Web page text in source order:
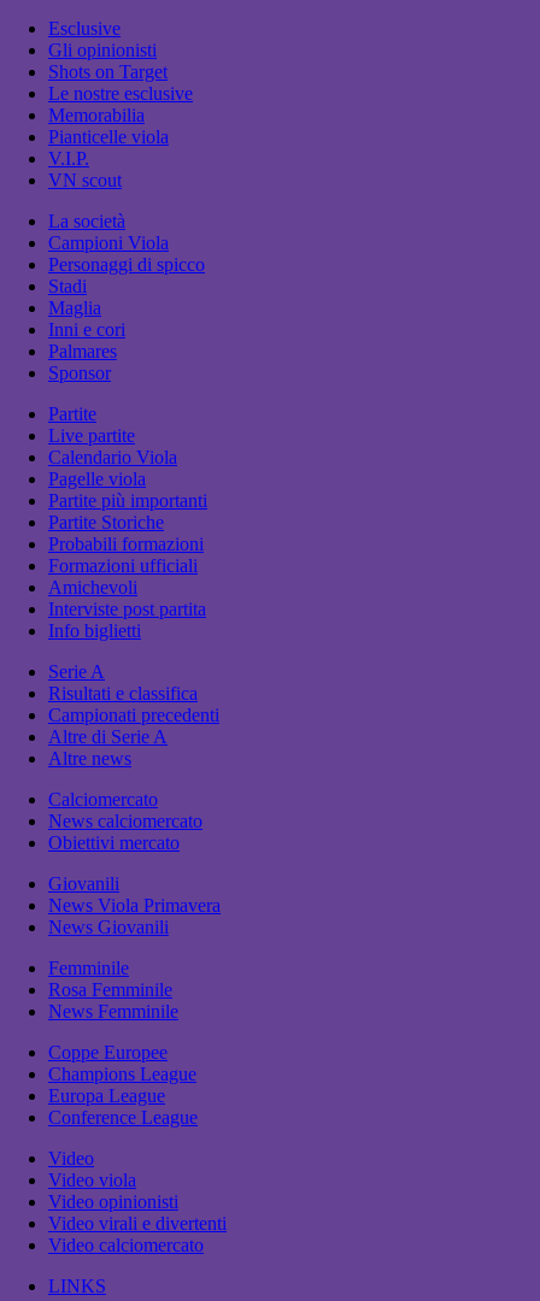
Esclusive
Gli opinionisti
Shots on Target
Le nostre esclusive
Memorabilia
Pianticelle viola
V.I.P.
VN scout
La società
Campioni Viola
Personaggi di spicco
Stadi
Maglia
Inni e cori
Palmares
Sponsor
Partite
Live partite
Calendario Viola
Pagelle viola
Partite più importanti
Partite Storiche
Probabili formazioni
Formazioni ufficiali
Amichevoli
Interviste post partita
Info biglietti
Serie A
Risultati e classifica
Campionati precedenti
Altre di Serie A
Altre news
Calciomercato
News calciomercato
Obiettivi mercato
Giovanili
News Viola Primavera
News Giovanili
Femminile
Rosa Femminile
News Femminile
Coppe Europee
Champions League
Europa League
Conference League
Video
Video viola
Video opinionisti
Video virali e divertenti
Video calciomercato
LINKS